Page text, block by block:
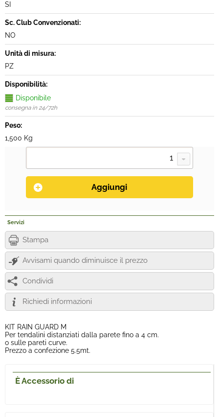
SI
Sc. Club Convenzionati:
NO
Unità di misura:
PZ
Disponibilità:
Disponibile
consegna in 24/72h
Peso:
1,500 Kg
Servizi
Stampa
Avvisami quando diminuisce il prezzo
Condividi
Richiedi informazioni
KIT RAIN GUARD M
Per tendalini distanziati dalla parete fino a 4 cm.
o sulle pareti curve.
Prezzo a confezione 5.5mt.
È Accessorio di